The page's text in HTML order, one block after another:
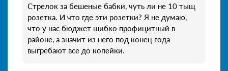
Стрелок за бешеные бабки, чуть ли не 10 тыщ
розетка. И что где эти розетки? Я не думаю,
что у нас бюджет шибко профицитный в
районе, а значит из него под конец года
выгребают все до копейки.